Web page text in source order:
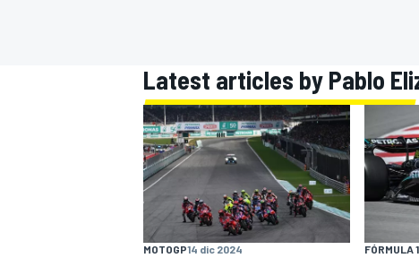
FÓRMULA E MOTO
NASCARINDYCARSPORTSCARRALLY TURISMO
Latest articles by Pablo
MOTOGP14 dic 2024 FÓRMULA 1